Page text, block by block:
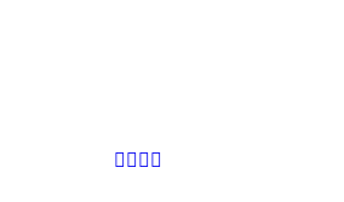
Facebook
Instagram
Youtube